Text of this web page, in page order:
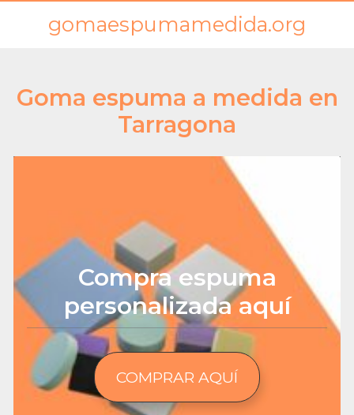
gomaespumamedida.org
Goma espuma a medida en
Tarragona
Compra espuma
personalizada aquí
COMPRAR AQUÍ